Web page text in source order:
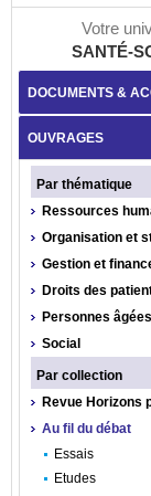
Votre
SANTÉ-
DOCUMENTS &
OUVRAGES
Par thématique
Ressources
Organisation et
Gestion et
Droits des
Personnes âgées
Social
Par collection
Revue Horizons
Au fil du débat
Essais
Etudes